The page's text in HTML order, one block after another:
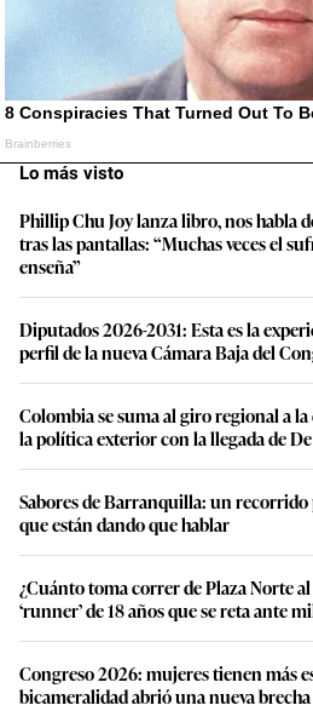
Lo más visto
Phillip Chu Joy lanza libro, nos habla
tras las pantallas: “Muchas veces el
enseña”
Diputados 2026-2031: Esta es la
perfil de la nueva Cámara Baja del
Colombia se suma al giro regional a
la política exterior con la llegada de
Sabores de Barranquilla: un
que están dando que hablar
¿Cuánto toma correr de Plaza Norte
‘runner’ de 18 años que se reta ante
Congreso 2026: mujeres tienen más
bicameralidad abrió una nueva brecha